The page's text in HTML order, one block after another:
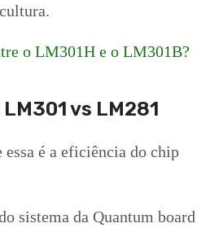
o LM301H e o LM301B?
vs LM281
é a eficiência do chip
sistema da Quantum board